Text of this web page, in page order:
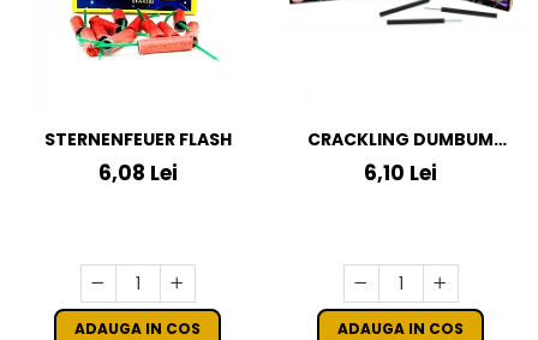
STERNENFEUER FLASH
6,08 Lei
ADAUGA IN COS
CRACKLING DUMBUM
KLASEK FOR KIDS
6,10 Lei
ADAUGA IN COS